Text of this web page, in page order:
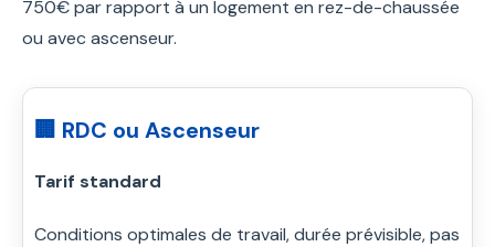
750€ par rapport à un logement en rez-de-chaussée
ou avec ascenseur.
🏢 RDC ou Ascenseur
Tarif standard
Conditions optimales de travail, durée prévisible, pas